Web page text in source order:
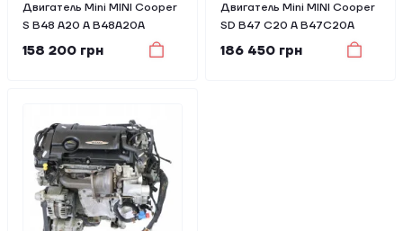
Двигатель Mini MINI Cooper
S B48 A20 A B48A20A
158 200 грн
Двигатель Mini MINI Cooper
SD B47 C20 A B47C20A
186 450 грн